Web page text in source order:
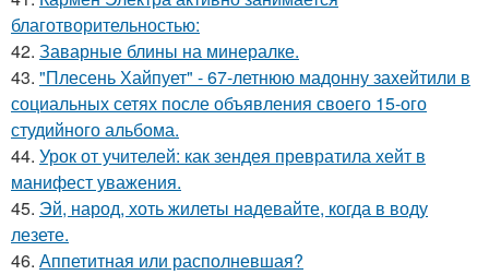
благотворительностью:
42. Заварные блины на минералке.
43. "Плесень Хайпует" - 67-летнюю мадонну захейтили в
социальных сетях после объявления своего 15-ого
студийного альбома.
44. Урок от учителей: как зендея превратила хейт в
манифест уважения.
45. Эй, народ, хоть жилеты надевайте, когда в воду
лезете.
46. Аппетитная или располневшая?